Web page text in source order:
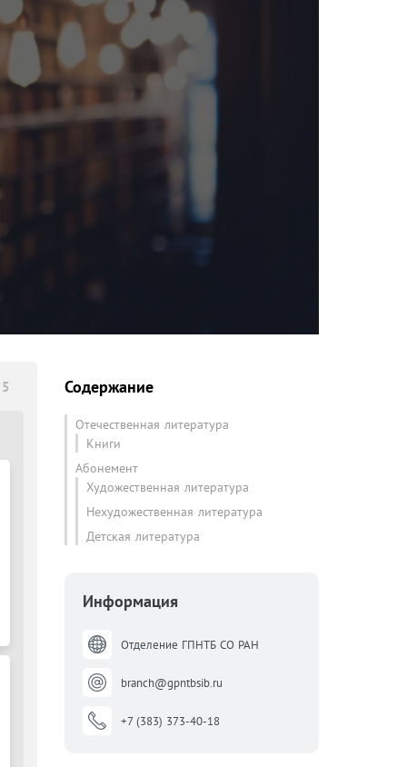
Содержание
Отечественная литература
Книги
Абонемент
Художественная литература
Нехудожественная литература
Детская литература
Информация
Отделение ГПНТБ СО РАН
branch@gpntbsib.ru
+7 (383) 373-40-18